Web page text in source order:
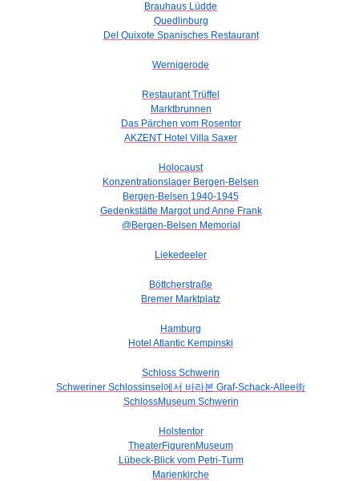
Brauhaus Lüdde
Quedlinburg
Del Quixote Spanisches Restaurant
Wernigerode
Restaurant Trüffel
Marktbrunnen
Das Pärchen vom Rosentor
AKZENT Hotel Villa Saxer
Holocaust
Konzentrationslager Bergen-Belsen
Bergen-Belsen 1940-1945
Gedenkstätte Margot und Anne Frank
@Bergen-Belsen Memorial
Liekedeeler
Böttcherstraße
Bremer Marktplatz
Hamburg
Hotel Atlantic Kempinski
Schloss Schwerin
Schweriner Schlossinsel에서 바라본 Graf-Schack-Allee街
SchlossMuseum Schwerin
Holstentor
TheaterFigurenMuseum
Lübeck-Blick vom Petri-Turm
Marienkirche